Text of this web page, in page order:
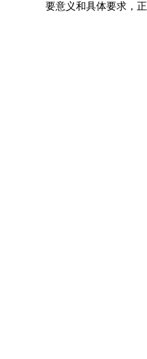
要意义和具体要求，